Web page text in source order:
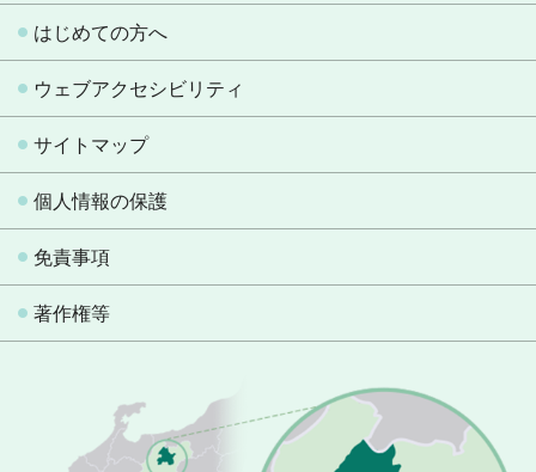
はじめての方へ
ウェブアクセシビリティ
サイトマップ
個人情報の保護
免責事項
著作権等